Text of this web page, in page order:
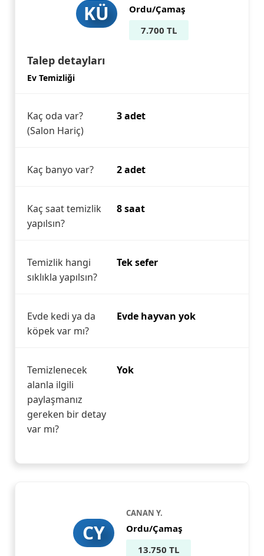
KÜ
Ordu/Çamaş
7.700 TL
Talep detayları
Ev Temizliği
Kaç oda var?
(Salon Hariç)
3 adet
Kaç banyo var? 2 adet
Kaç saat temizlik
yapılsın?
8 saat
Temizlik hangi
sıklıkla yapılsın?
Tek sefer
Evde kedi ya da
köpek var mı?
Evde hayvan yok
Temizlenecek
alanla ilgili
paylaşmanız
gereken bir detay
var mı?
Yok
CY
CANAN Y.
Ordu/Çamaş
13.750 TL